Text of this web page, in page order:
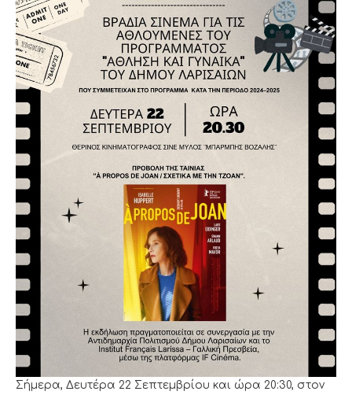
Σήμερα, Δευτέρα 22 Σεπτεμβρίου και ώρα 20:30, στον